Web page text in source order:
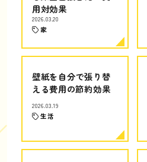
用対効果
2026.03.20
家
壁紙を自分で張り替
える費用の節約効果
2026.03.19
生活